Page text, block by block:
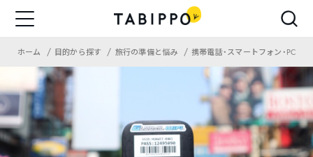
ホーム 目的から探す 旅行の準備と悩み 携帯電話・スマートフォン・PC